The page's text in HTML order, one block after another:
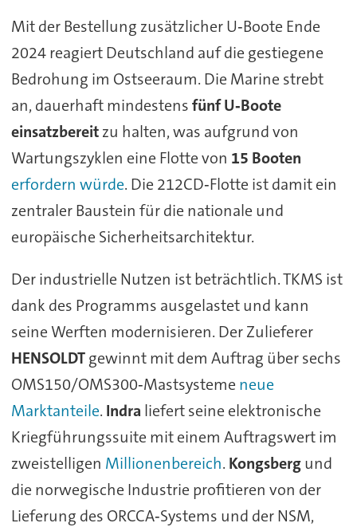
Mit der Bestellung zusätzlicher U‑Boote Ende
2024 reagiert Deutschland auf die gestiegene
Bedrohung im Ostseeraum. Die Marine strebt
an, dauerhaft mindestensfünf U‑Boote
einsatzbereitzu halten, was aufgrund von
Wartungszyklen eine Flotte von 15 Booten
erfordern würde. Die 212CD‑Flotte ist damit ein
zentraler Baustein für die nationale und
europäische Sicherheitsarchitektur.
Der industrielle Nutzen ist beträchtlich. TKMS ist
dank des Programms ausgelastet und kann
seine Werften modernisieren. Der Zulieferer
HENSOLDTgewinnt mit dem Auftrag über sechs
OMS150/OMS300‑Mastsysteme neue
Marktanteile. Indra liefert seine elektronische
Kriegführungssuite mit einem Auftragswert im
zweistelligen Millionenbereich. Kongsbergund
die norwegische Industrie profitieren von der
Lieferung des ORCCA‑Systems und der NSM,